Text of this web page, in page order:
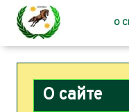
О
О сайте